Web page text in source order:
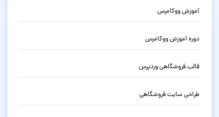
آموزش ووکامرس
دوره آموزش ووکامرس
قالب فروشگاهی وردپرس
طراحی سایت فروشگاهی